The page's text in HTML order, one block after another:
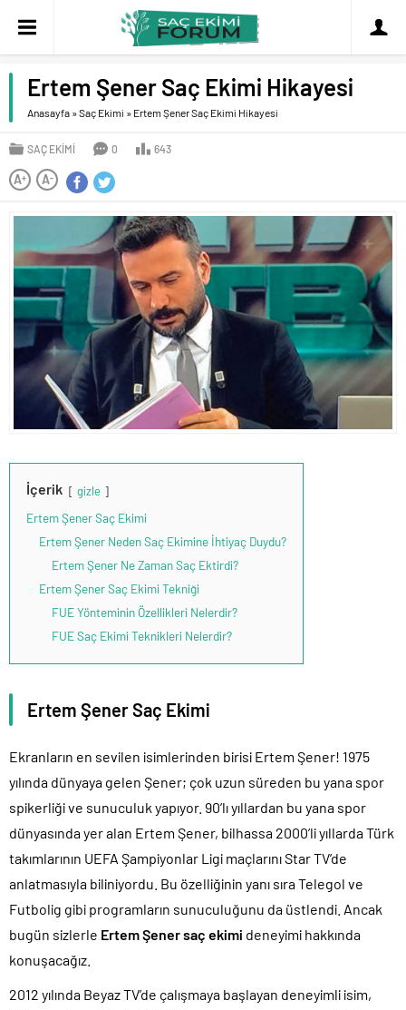
Ertem Şener Saç Ekimi Hikayesi
Anasayfa »Saç Ekimi » Ertem Şener Saç Ekimi Hikayesi
SAÇ EKIMI 0 643
A+ A-
İçerik gizle
Ertem Şener Saç Ekimi
Ertem Şener Neden Saç Ekimine İhtiyaç Duydu?
Ertem Şener Ne Zaman Saç Ektirdi?
Ertem Şener Saç Ekimi Tekniği
FUE Yönteminin Özellikleri Nelerdir?
FUE Saç Ekimi Teknikleri Nelerdir?
Ertem Şener Saç Ekimi
Ekranların en sevilen isimlerinden birisi Ertem Şener! 1975
yılında dünyaya gelen Şener; çok uzun süreden bu yana spor
spikerliği ve sunuculuk yapıyor. 90’lı yıllardan bu yana spor
dünyasında yer alan Ertem Şener, bilhassa 2000’li yıllarda Türk
takımlarının UEFA Şampiyonlar Ligi maçlarını Star TV’de
anlatmasıyla biliniyordu. Bu özelliğinin yanı sıra Telegol ve
Futbolig gibi programların sunuculuğunu da üstlendi. Ancak
bugün sizlerle Ertem Şener saç ekimi deneyimi hakkında
konuşacağız.
2012 yılında Beyaz TV’de çalışmaya başlayan deneyimli isim,